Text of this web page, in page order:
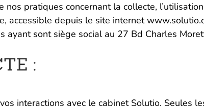
pratiques concernant la collecte,
accessible depuis le site internet
ayant sont siège social au 27 Bd Charles
:
interactions avec le cabinet Solutio. Seules